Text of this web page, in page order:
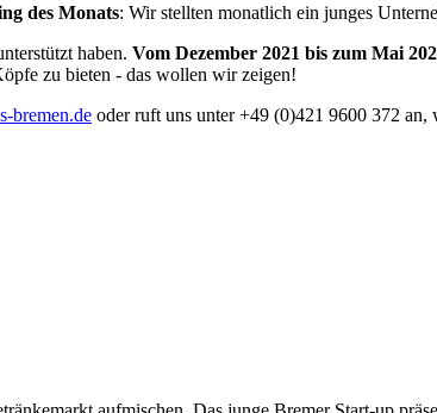
des Monats: Wir stellten monatlich ein junges
haben. Vom Dezember 2021 bis zum Mai
zu bieten - das wollen wir zeigen!
bremen.de oder ruft uns unter +49 (0)421 9600 372 an,